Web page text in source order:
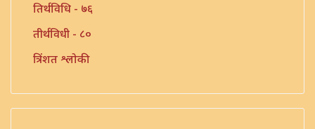
तिर्थविधि - ७६
तीर्थविधी - ८०
त्रिंशत श्लोकी
नारायण - धर्मप्रवृत्ती